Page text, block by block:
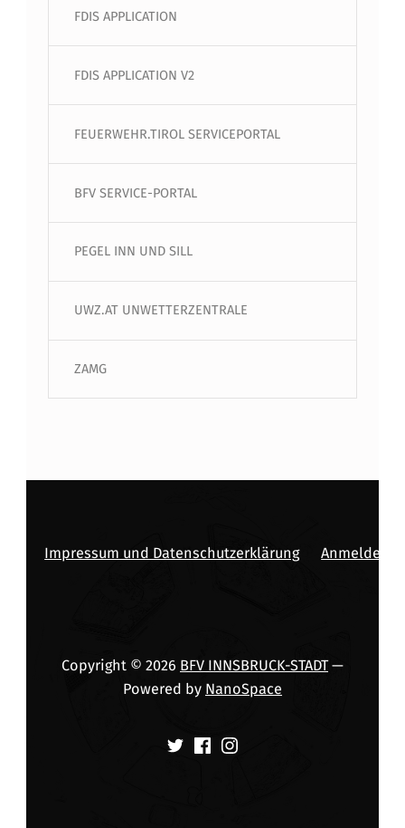
FDIS APPLICATION
FDIS APPLICATION V2
FEUERWEHR.TIROL SERVICEPORTAL
BFV SERVICE-PORTAL
PEGEL INN UND SILL
UWZ.AT UNWETTERZENTRALE
ZAMG
Impressum und Datenschutzerklärung Anmelden
Copyright © 2026 BFV INNSBRUCK-STADT—
Powered by NanoSpace